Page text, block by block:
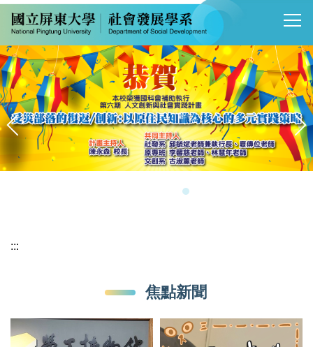
跳
到
主
要
內
容
區
:::
焦點新聞